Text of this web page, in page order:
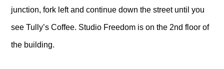
junction, fork left and continue down the street until you
see Tully’s Coffee. Studio Freedom is on the 2nd floor of
the building.